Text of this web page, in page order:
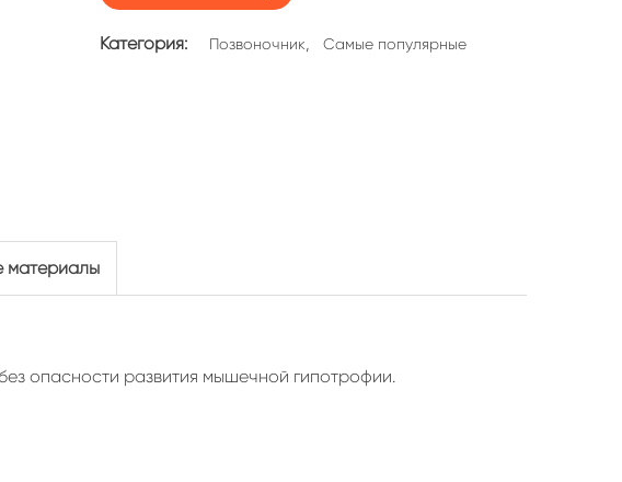
Категория: Позвоночник Самые популярные
материалы
опасности развития мышечной гипотрофии.